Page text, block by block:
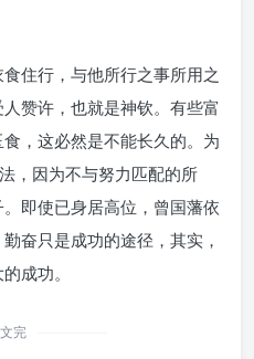
住行，与他所行之事所用之
赞许，也就是神钦。有些富
，这必然是不能长久的。为
，因为不与努力匹配的所
即使已身居高位，曾国藩依
奋只是成功的途径，其实，
成功。
完